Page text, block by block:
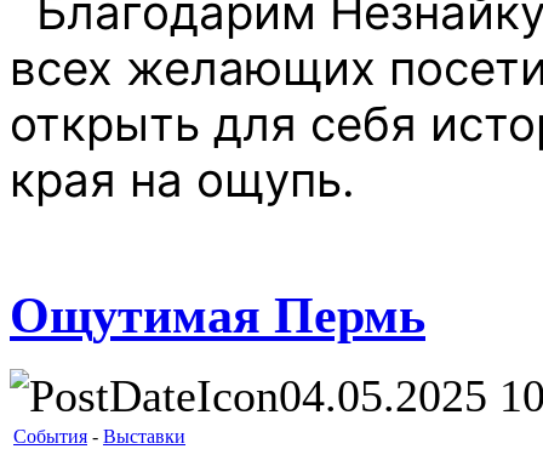
Благодарим
всех желающих
открыть для себя
края на ощупь.
Ощутимая Пермь
04.05.2025
События - Выставки